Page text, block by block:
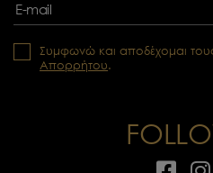
Συμφωνώ και αποδέχομαι
Απορρήτου.